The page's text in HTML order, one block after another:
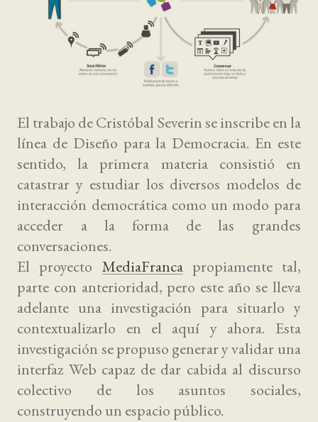
El trabajo de Cristóbal Severin se inscribe en la
línea de Diseño para la Democracia. En este
sentido, la primera materia consistió en
catastrar y estudiar los diversos modelos de
interacción democrática como un modo para
acceder a la forma de las grandes
conversaciones.
El proyecto MediaFrancapropiamente tal,
parte con anterioridad, pero este año se lleva
adelante una investigación para situarlo y
contextualizarlo en el aquí y ahora. Esta
investigación se propuso generar y validar una
interfaz Web capaz de dar cabida al discurso
colectivo de los asuntos sociales,
construyendo un espacio público.